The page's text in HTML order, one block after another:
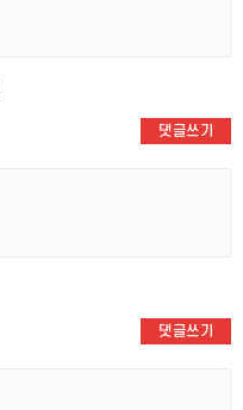
댓글쓰기
댓글쓰기